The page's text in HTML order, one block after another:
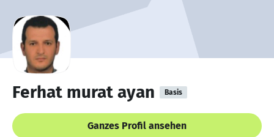
Ferhat murat ayan Basis
Ganzes Profil ansehen